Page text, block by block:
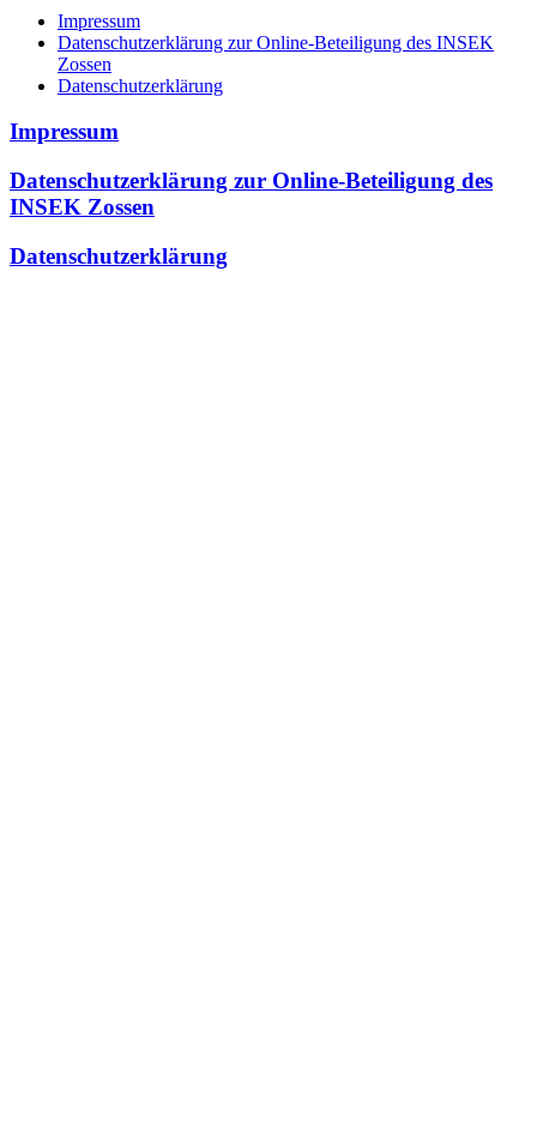
Impressum
Datenschutzerklärung zur Online-Beteiligung des INSEK
Zossen
Datenschutzerklärung
Impressum
Datenschutzerklärung zur Online-Beteiligung des
INSEK Zossen
Datenschutzerklärung